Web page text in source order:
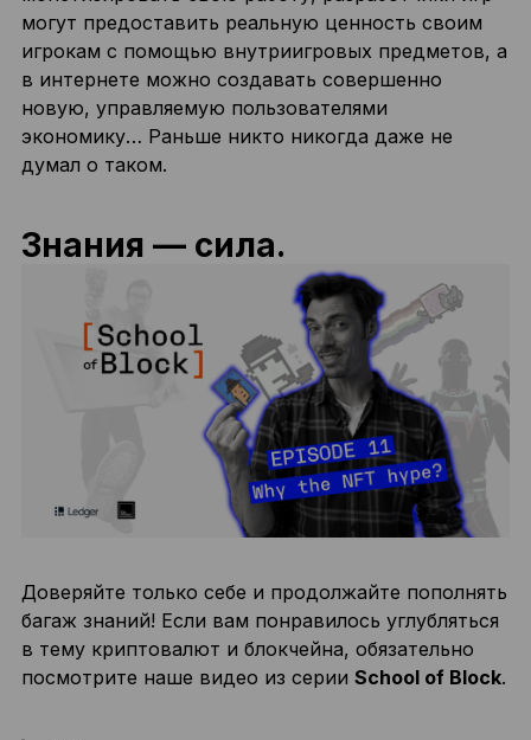
могут предоставить реальную ценность своим
игрокам с помощью внутриигровых предметов, а
в интернете можно создавать совершенно
новую, управляемую пользователями
экономику… Раньше никто никогда даже не
думал о таком.
Знания — сила.
Доверяйте только себе и продолжайте пополнять
багаж знаний! Если вам понравилось углубляться
в тему криптовалют и блокчейна, обязательно
посмотрите наше видео из серии School of Block.